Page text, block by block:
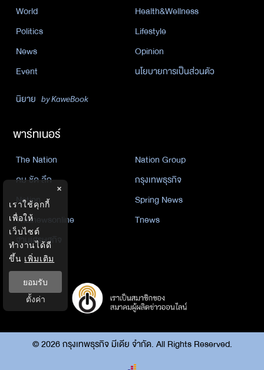
World
Health&Wellness
Politics
Lifestyle
News
Opinion
Event
นโยบายการเป็นส่วนตัว
นิยาย by KaweBook
พาร์ทเนอร์
The Nation
Nation Group
คม ชัด ลึก
กรุงเทพธุรกิจ
Nation
Spring News
Thainewsonline
Tnews
ฐานเศรษฐกิจ
©2026กรุงเทพธุรกิจ มีเดีย จำกัด. All Rights Reserved.
×
เราใช้คุกกี้
เพื่อให้
เว็บไซต์
ทำงานได้ดี
ขึ้น เพิ่มเติม
ยอมรับ
ตั้งค่า